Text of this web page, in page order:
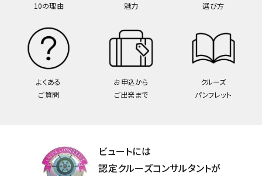
10の理由
魅力
選び方
よくある
ご質問
お申込から
ご出発まで
クルーズ
パンフレット
ビュートには
認定クルーズコンサルタントが